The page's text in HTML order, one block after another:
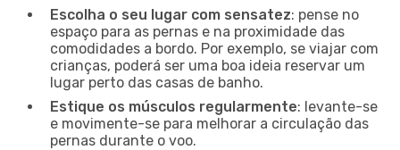
Escolha o seu lugar com sensatez: pense no
espaço para as pernas e na proximidade das
comodidades a bordo. Por exemplo, se viajar com
crianças, poderá ser uma boa ideia reservar um
lugar perto das casas de banho.
Estique os músculos regularmente: levante-se
e movimente-se para melhorar a circulação das
pernas durante o voo.